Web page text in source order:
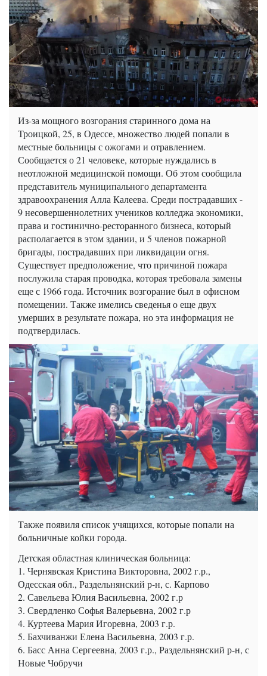
Из-за мощного возгорания старинного дома на
Троицкой, 25, в Одессе, множество людей попали в
местные больницы с ожогами и отравлением.
Сообщается о 21 человеке, которые нуждались в
неотложной медицинской помощи. Об этом сообщила
представитель муниципального департамента
здравоохранения Алла Калеева. Среди пострадавших -
9 несовершеннолетних учеников колледжа экономики,
права и гостинично-ресторанного бизнеса, который
располагается в этом здании, и 5 членов пожарной
бригады, пострадавших при ликвидации огня.
Существует предположение, что причиной пожара
послужила старая проводка, которая требовала замены
еще с 1966 года. Источник возгорание был в офисном
помещении. Также имелись сведенья о еще двух
умерших в результате пожара, но эта информация не
подтвердилась.
Также появиля список учящихся, которые попали на
больничные койки города.
Детская областная клиническая больница:
1. Чернявская Кристина Викторовна, 2002 г.р.,
Одесская обл., Раздельнянский р-н, с. Карпово
2. Савельева Юлия Васильевна, 2002 г.р
3. Свердленко Софья Валерьевна, 2002 г.р
4. Куртеева Мария Игоревна, 2003 г.р.
5. Бахчиванжи Елена Васильевна, 2003 г.р.
6. Басс Анна Сергеевна, 2003 г.р., Раздельнянский р-н, с
Новые Чобручи